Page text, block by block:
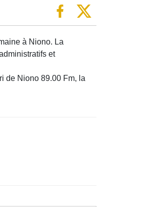
à Niono. La
et
de Niono 89.00 Fm, la